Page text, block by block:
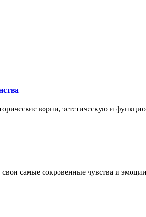
корни, эстетическую и
самые сокровенные чувства и эмоции